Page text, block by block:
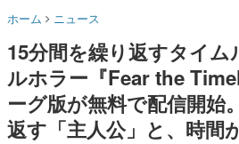
名作ゲームクリエイターの方
きます。
赫本
この物語を解いてはいけな
の形をした短編ホラー小説
わいい
ホーム ニュース
15分間を繰り返すタイ
ルホラー『Fear the
ーグ版が無料で配信開始
返す「主人公」と、時間